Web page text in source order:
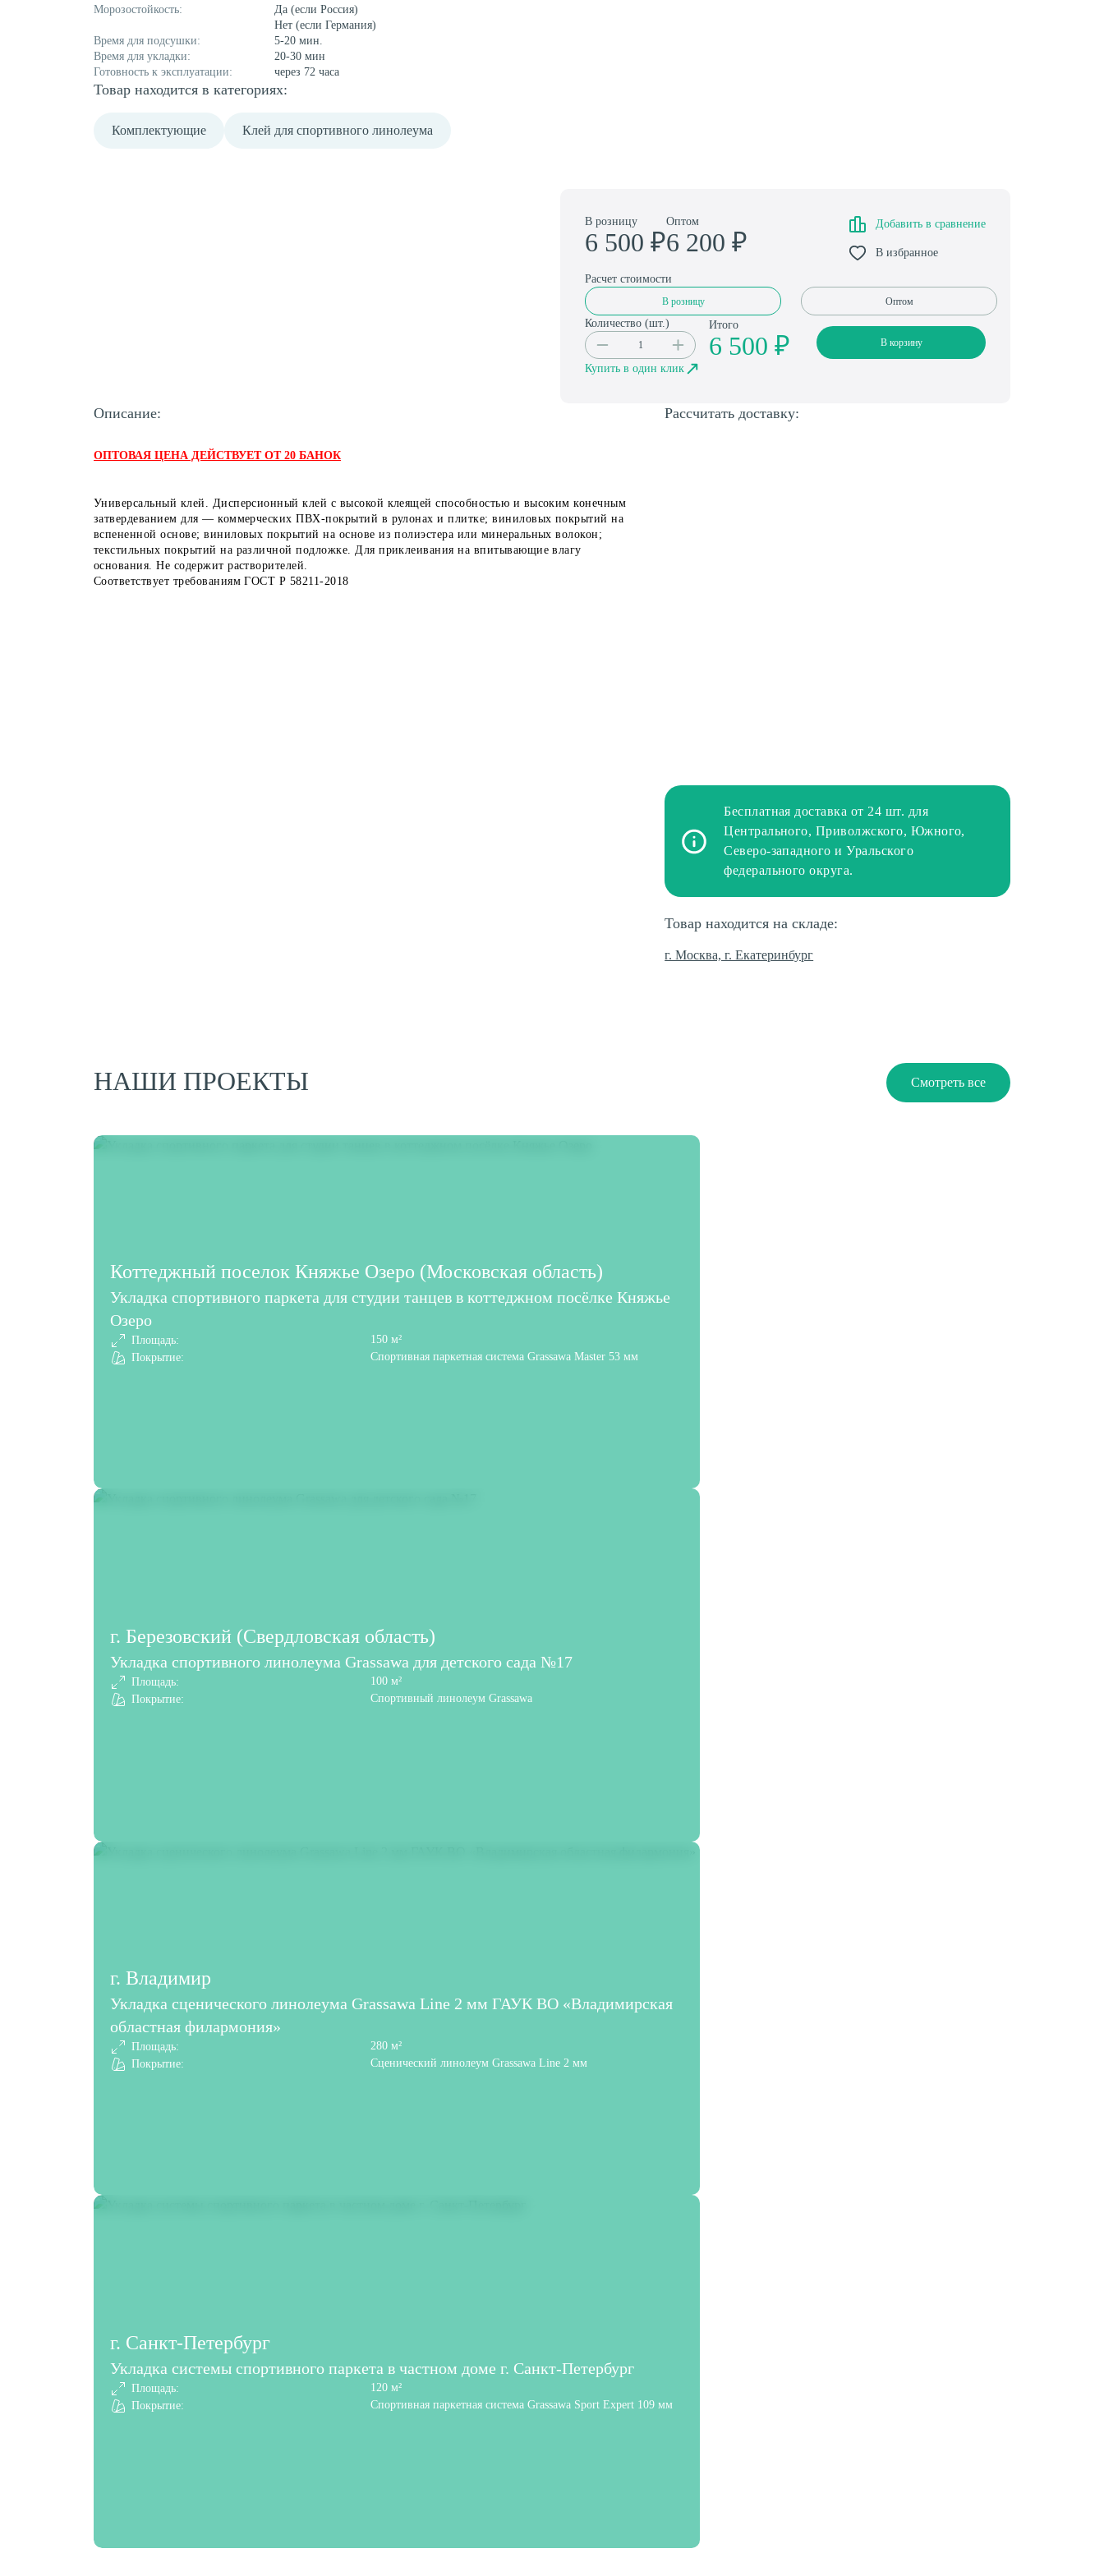
Морозостойкость:
Да (если Россия)
Нет (если Германия)
Время для подсушки:
5-20 мин.
Время для укладки:
20-30 мин
Готовность к эксплуатации:
через 72 часа
Товар находится в категориях:
Комплектующие Клей для спортивного линолеума
В розницу
6 500 ₽
Оптом
6 200 ₽
Добавить в сравнение
В избранное
Расчет стоимости
В розницу Оптом
Количество (шт.) Итого
6 500 ₽ В корзину
Купить в один клик
Описание:
ОПТОВАЯ ЦЕНА ДЕЙСТВУЕТ ОТ 20 БАНОК
Универсальный клей. Дисперсионный клей с высокой клеящей способностью и высоким конечным
затвердеванием для — коммерческих ПВХ-покрытий в рулонах и плитке; виниловых покрытий на
вспененной основе; виниловых покрытий на основе из полиэстера или минеральных волокон;
текстильных покрытий на различной подложке. Для приклеивания на впитывающие влагу
основания. Не содержит растворителей.
Соответствует требованиям ГОСТ Р 58211-2018
Рассчитать доставку:
Бесплатная доставка от 24 шт. для
Центрального, Приволжского, Южного,
Северо-западного и Уральского
федерального округа.
Товар находится на складе:
г. Москва, г. Екатеринбург
НАШИ ПРОЕКТЫ Смотреть все
Коттеджный поселок Княжье Озеро (Московская область)
Укладка спортивного паркета для студии танцев в коттеджном посёлке Княжье
Озеро
Площадь:
150 м²
Покрытие:
Спортивная паркетная система Grassawa Master 53 мм
г. Березовский (Свердловская область)
Укладка спортивного линолеума Grassawa для детского сада №17
Площадь:
100 м²
Покрытие:
Спортивный линолеум Grassawa
г. Владимир
Укладка сценического линолеума Grassawa Line 2 мм ГАУК ВО «Владимирская
областная филармония»
Площадь:
280 м²
Покрытие:
Сценический линолеум Grassawa Line 2 мм
г. Санкт-Петербург
Укладка системы спортивного паркета в частном доме г. Санкт-Петербург
Площадь:
120 м²
Покрытие:
Спортивная паркетная система Grassawa Sport Expert 109 мм